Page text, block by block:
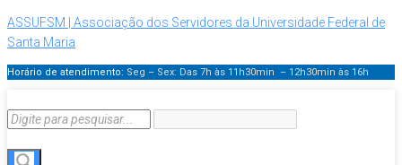
ASSUFSM | Associação dos Servidores da Universidade Federal de
Santa Maria
Horário de atendimento: Seg – Sex: Das 7h às 11h30min – 12h30min às 16h